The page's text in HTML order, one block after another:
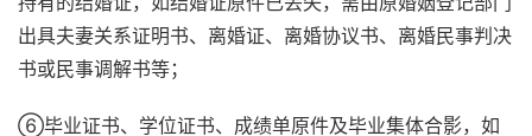
出具夫妻关系证明书、离婚证、离婚协议书、离婚民事判决
书或民事调解书等；
⑥毕业证书、学位证书、成绩单原件及毕业集体合影，如